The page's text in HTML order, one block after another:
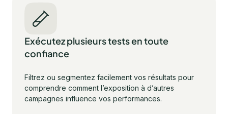
Exécutez plusieurs tests en toute
confiance
Filtrez ou segmentez facilement vos résultats pour
comprendre comment l’exposition à d’autres
campagnes influence vos performances.